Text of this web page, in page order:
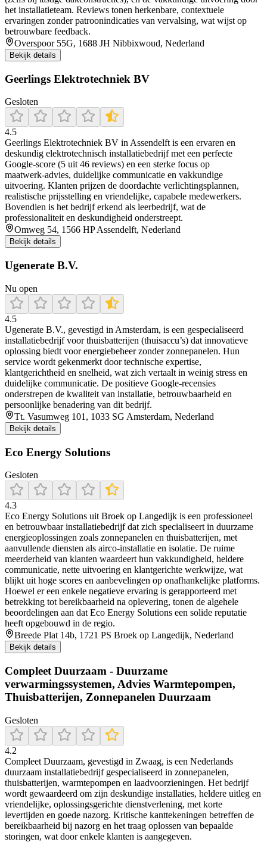
het installatieteam. Reviews tonen herkenbare, contextuele
ervaringen zonder patroonindicaties van vervalsing, wat wijst op
betrouwbare feedback.
Overspoor 55G, 1688 JH Nibbixwoud, Nederland
Bekijk details
Geerlings Elektrotechniek BV
Gesloten
4.5
Geerlings Elektrotechniek BV in Assendelft is een ervaren en
deskundig elektrotechnisch installatiebedrijf met een perfecte
Google-score (5 uit 46 reviews) en een sterke focus op
maatwerk‑advies, duidelijke communicatie en vakkundige
uitvoering. Klanten prijzen de doordachte verlichtingsplannen,
realistische prijsstelling en vriendelijke, capabele medewerkers.
Bovendien is het bedrijf erkend als leerbedrijf, wat de
professionaliteit en deskundigheid onderstreept.
Omweg 54, 1566 HP Assendelft, Nederland
Bekijk details
Ugenerate B.V.
Nu open
4.5
Ugenerate B.V., gevestigd in Amsterdam, is een gespecialiseerd
installatiebedrijf voor thuisbatterijen (thuisaccu’s) dat innovatieve
oplossing biedt voor energiebeheer zonder zonnepanelen. Hun
service wordt gekenmerkt door technische expertise,
klantgerichtheid en snelheid, wat zich vertaalt in weinig stress en
duidelijke communicatie. De positieve Google-recensies
onderstrepen de kwaliteit van installatie, betrouwbaarheid en
persoonlijke benadering van dit bedrijf.
Tt. Vasumweg 101, 1033 SG Amsterdam, Nederland
Bekijk details
Eco Energy Solutions
Gesloten
4.3
Eco Energy Solutions uit Broek op Langedijk is een professioneel
en betrouwbaar installatiebedrijf dat zich specialiseert in duurzame
energieoplossingen zoals zonnepanelen en thuisbatterijen, met
aanvullende diensten als airco-installatie en isolatie. De ruime
meerderheid van klanten waardeert hun vakkundigheid, heldere
communicatie, nette uitvoering en klantgerichte werkwijze, wat
blijkt uit hoge scores en aanbevelingen op onafhankelijke platforms.
Hoewel er een enkele negatieve ervaring is gerapporteerd met
betrekking tot bereikbaarheid na oplevering, tonen de algehele
beoordelingen aan dat Eco Energy Solutions een solide reputatie
heeft opgebouwd in de regio.
Breede Plat 14b, 1721 PS Broek op Langedijk, Nederland
Bekijk details
Compleet Duurzaam - Duurzame
verwarmingssystemen, Advies Warmtepompen,
Thuisbatterijen, Zonnepanelen Duurzaam
Gesloten
4.2
Compleet Duurzaam, gevestigd in Zwaag, is een Nederlands
duurzaam installatiebedrijf gespecialiseerd in zonnepanelen,
thuisbatterijen, warmtepompen en laadvoorzieningen. Het bedrijf
wordt gewaardeerd om zijn deskundige installaties, heldere uitleg en
vriendelijke, oplossingsgerichte dienstverlening, met korte
levertijden en goede nazorg. Kritische kanttekeningen betreffen de
bereikbaarheid bij nazorg en het traag oplossen van bepaalde
storingen, wat door enkele klanten is aangegeven.